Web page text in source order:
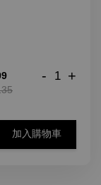
- +
加入購物車